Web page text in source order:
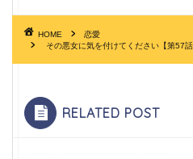
HOME
恋愛
その悪女に気を付けてください【第57
RELATED POST